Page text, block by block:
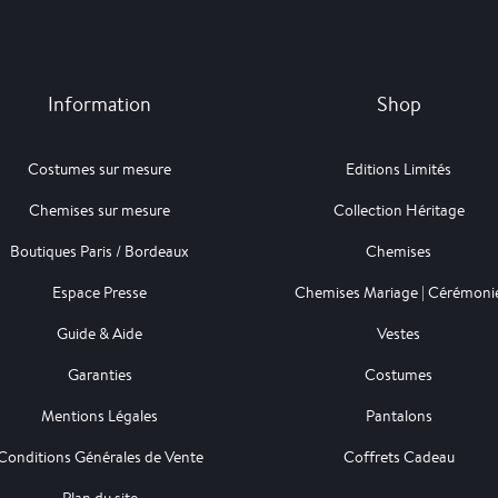
Information
Costumes sur mesure
Chemises sur mesure
Boutiques Paris / Bordeaux
Espace Presse
Guide & Aide
Garanties
Mentions Légales
Générales de Vente
Shop
Editions Limités
Collection Héritage
Chemises
Chemises Mariage |
Vestes
Costumes
Pantalons
Coffrets Cadeau